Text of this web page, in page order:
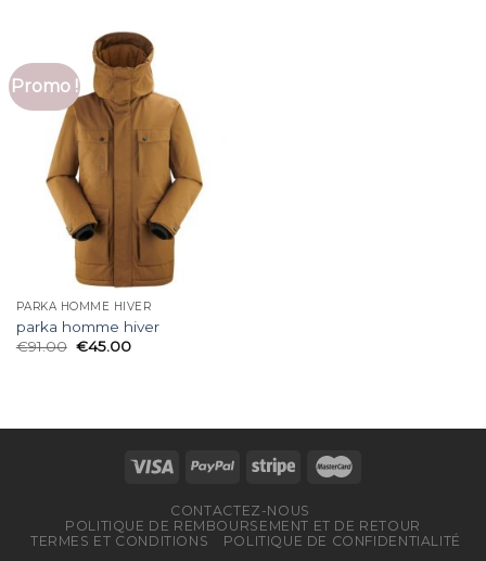
Promo !
PARKA HOMME HIVER
parka homme hiver
€91.00 €45.00
CONTACTEZ-NOUS
POLITIQUE DE REMBOURSEMENT ET DE RETOUR
TERMES ET CONDITIONS
POLITIQUE DE CONFIDENTIALITÉ